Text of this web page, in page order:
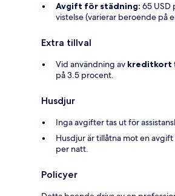
Avgift för städning: 65 USD
vistelse (varierar beroende på
Extra tillval
Vid användning av kreditkort
på 3.5 procent.
Husdjur
Inga avgifter tas ut för
Husdjur är tillåtna mot en
per natt.
Policyer